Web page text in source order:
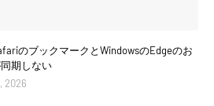
のブックマークとWindowsのEdgeのお
期しない
2026